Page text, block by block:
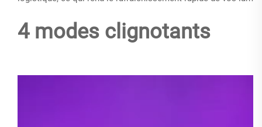
4 modes clignotants